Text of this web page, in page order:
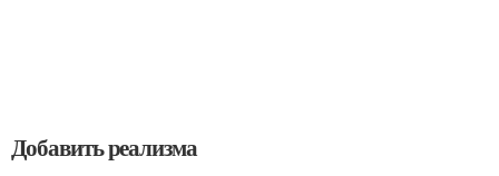
Добавить реализма